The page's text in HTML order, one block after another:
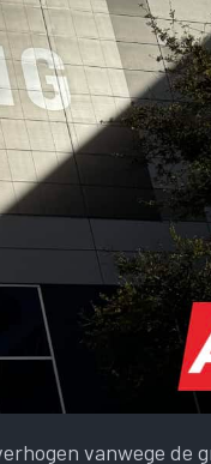
vanwege de